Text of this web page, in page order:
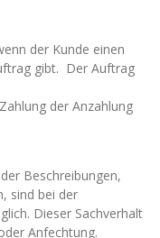
der Kunde einen
gibt. Der Auftrag
der Anzahlung
Beschreibungen,
sind bei der
Dieser Sachverhalt
Anfechtung.